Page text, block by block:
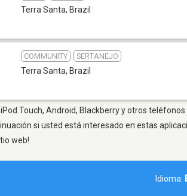
Terra Santa, Brazil
COMMUNITY SERTANEJO
Terra Santa, Brazil
Touch, Android, Blackberry y otros
si usted está interesado en estas
web!
Idioma: